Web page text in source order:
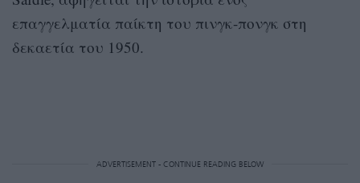
επαγγελματία παίκτη του πινγκ-πονγκ στη
δεκαετία του 1950.
ADVERTISEMENT - CONTINUE READING BELOW